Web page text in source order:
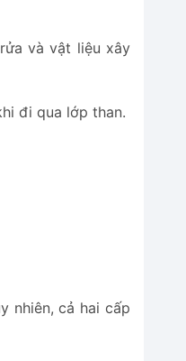
và vật liệu xây
đi qua lớp than.
nhiên, cả hai cấp